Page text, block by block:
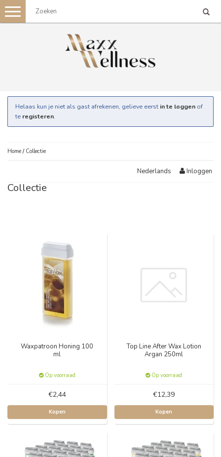
Toggle
navigation
Helaas kun je niet als gast afrekenen, gelieve eerst in te loggen of
te registeren.
Home / Collectie
Nederlands Inloggen
Collectie
Waxpatroon Honing 100
ml
Op voorraad
€2,44
Kopen
Top Line After Wax Lotion
Argan 250ml
Op voorraad
€12,39
Kopen